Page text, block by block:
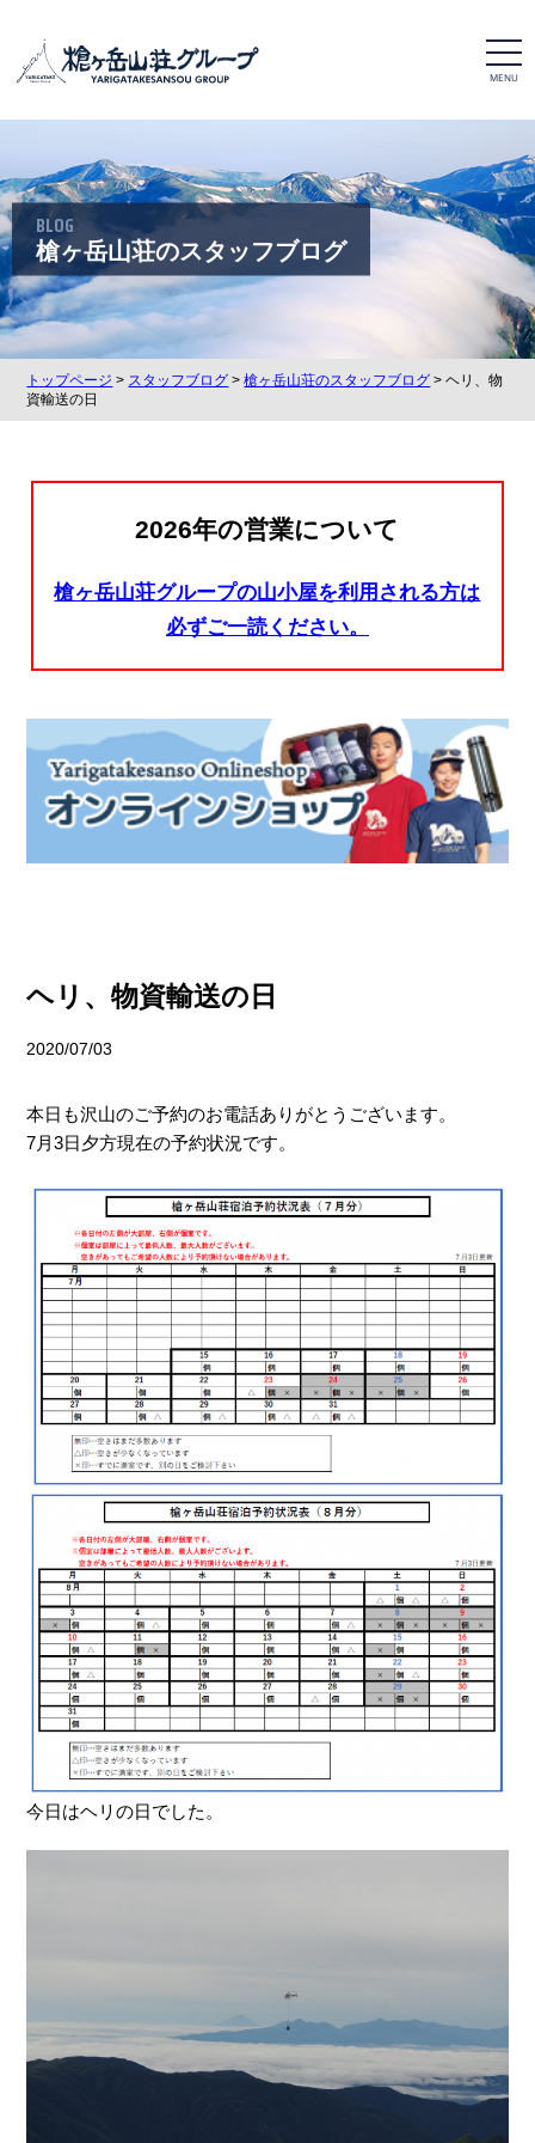
t
o
g
l
n
a
v
g
a
o
n
BLOG
槍ヶ岳山荘のスタッフブログ
トップページ > スタッフブログ >槍ヶ岳山荘のスタッフブログ > ヘリ、物
資輸送の日
2026年の営業について
槍ヶ岳山荘グループの山小屋を利用される方は
必ずご一読ください。
ヘリ、物資輸送の日
2020/07/03
本日も沢山のご予約のお電話ありがとうございます。
7月3日夕方現在の予約状況です。
今日はヘリの日でした。